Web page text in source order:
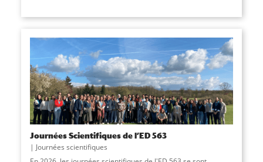
Journées Scientifiques de l’ED 563
Journées scientifiques